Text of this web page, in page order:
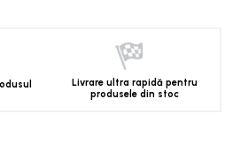
Livrare ultra rapidă pentru
produsele din stoc